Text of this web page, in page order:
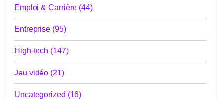
Emploi & Carrière (44)
Entreprise (95)
High-tech (147)
Jeu vidéo (21)
Uncategorized (16)